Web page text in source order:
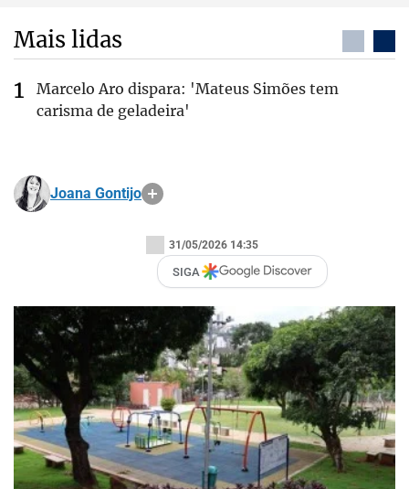
Mais lidas
Marcelo Aro dispara: 'Mateus Simões tem
carisma de geladeira'
Joana Gontijo
31/05/2026 14:35
SIGA